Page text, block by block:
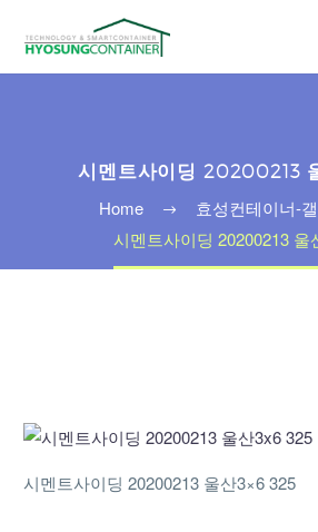
시멘트사이딩 20200213
Home
효성컨테이너-
시멘트사이딩 20200213 울
시멘트사이딩 20200213 울산3×6 325